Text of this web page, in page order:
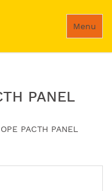
Menu
PANEL
PACTH PANEL